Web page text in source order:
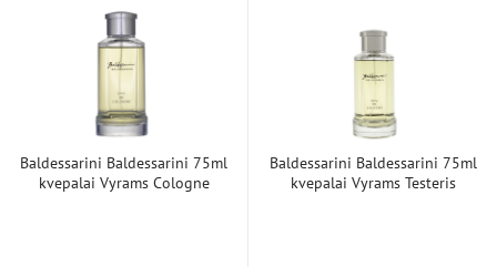
Baldessarini Baldessarini 75ml
kvepalai Vyrams Cologne
Baldessarini Baldessarini 75ml
kvepalai Vyrams Testeris
Taip, norėčiau gauti naujienlaiškį apie jūsų produktus,
paslaugas bei pasiūlymus, kurie man galėtų būti
aktualūs.
Jūsų pateikti duomenys bus tvarkomi remiantis ES Bendruoju duomenų